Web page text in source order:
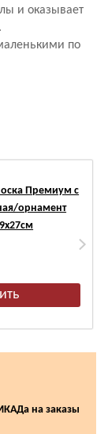
и оказывает
по
Премиум с
орнамент
на заказы